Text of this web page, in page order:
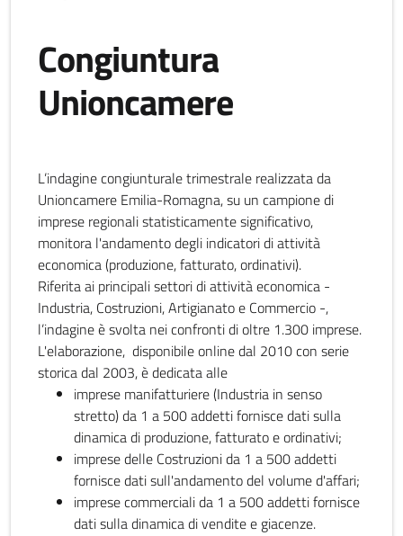
Congiuntura
Unioncamere
L’indagine congiunturale trimestrale realizzata da
Unioncamere Emilia-Romagna, su un campione di
imprese regionali statisticamente significativo,
monitora l'andamento degli indicatori di attività
economica (produzione, fatturato, ordinativi).
Riferita ai principali settori di attività economica -
Industria, Costruzioni, Artigianato e Commercio -,
l’indagine è svolta nei confronti di oltre 1.300 imprese.
L'elaborazione, disponibile online dal 2010 con serie
storica dal 2003, è dedicata alle
imprese manifatturiere (Industria in senso
stretto) da 1 a 500 addetti fornisce dati sulla
dinamica di produzione, fatturato e ordinativi;
imprese delle Costruzioni da 1 a 500 addetti
fornisce dati sull'andamento del volume d'affari;
imprese commerciali da 1 a 500 addetti fornisce
dati sulla dinamica di vendite e giacenze.